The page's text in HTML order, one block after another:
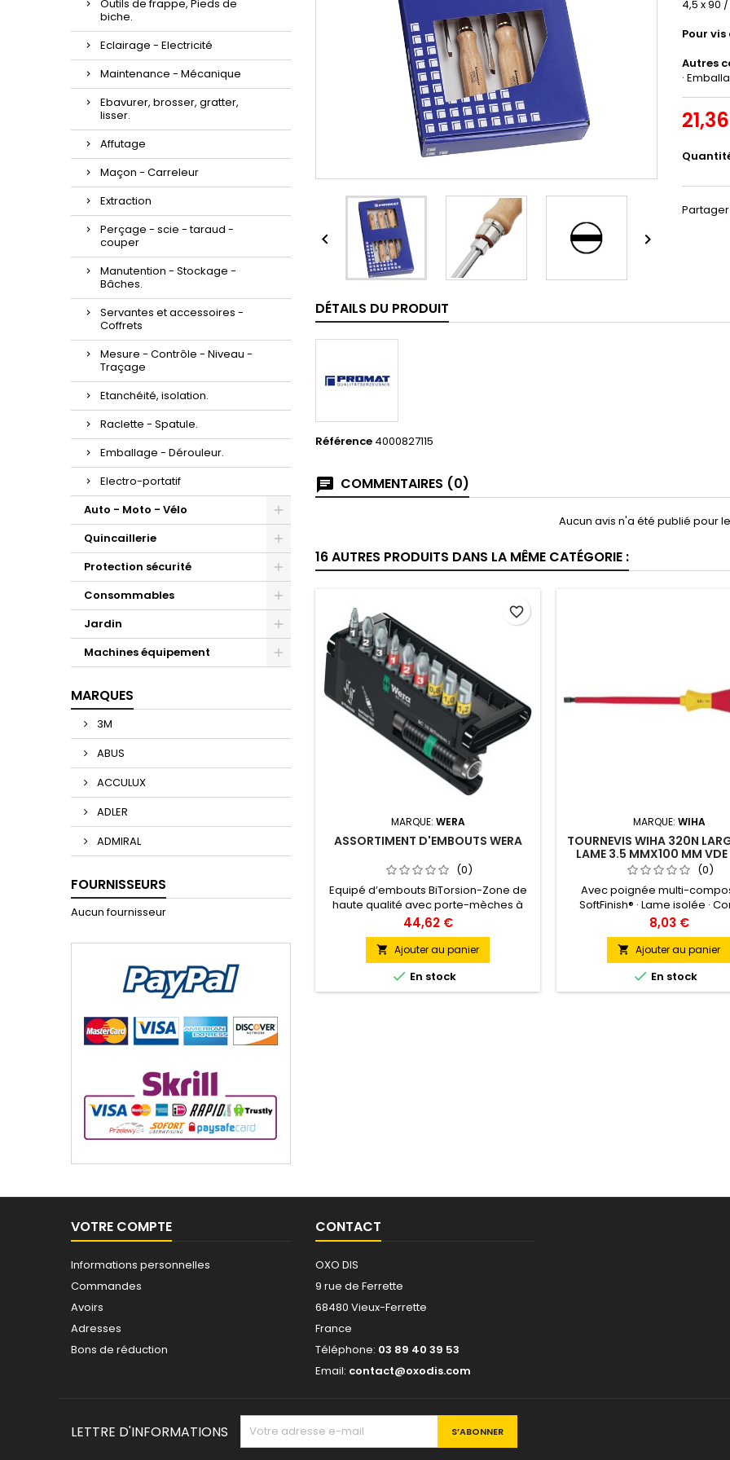
Outils de frappe, Pieds de
biche.
Eclairage - Electricité
Maintenance - Mécanique
Ebavurer, brosser, gratter,
lisser.
Affutage
Maçon - Carreleur
Extraction
Perçage - scie - taraud -
couper
Manutention - Stockage -
Bâches.
Servantes et accessoires -
Coffrets
Mesure - Contrôle - Niveau -
Traçage
Etanchéité, isolation.
Raclette - Spatule.
Emballage - Dérouleur.
Electro-portatif
Auto - Moto - Vélo
Quincaillerie
Protection sécurité
Consommables
Jardin
Machines équipement
MARQUES
3M
ABUS
ACCULUX
ADLER
ADMIRAL
FOURNISSEURS
Aucun fournisseur
 
4,5 x 90 /
Pour
Autres
·
Partager
DÉTAILS DU PRODUIT
Référence 4000827115
COMMENTAIRES (0)
Aucun avis n'a été publié pour
16 AUTRES PRODUITS DANS LA MÊME CATÉGORIE :
MARQUE: WERA
ASSORTIMENT D'EMBOUTS WERA
(0)
Equipé d’embouts BiTorsion-Zone de
haute qualité avec porte-mèches à
serrage rapide et aimant permanent
(technologie Rapidaptor) · pour
utilisation manuelle ou mécanique
(visseuses sans fil conventionnelles) ·
Take it easy Tool Finder System
Contenu 10 pièces : 1 porte-embout
Prix
44,62 €
 Ajouter au panier
 En stock
favorite_border
MARQUE: WIHA
TOURNEVIS WIHA 320N
LAME 3.5 MMX100 MM VDE
WIHA
(0)
Avec poignée multi-
SoftFinish® · Lame isolée ·
unitaire selon CEI 60900 · Lame
chrome-vanadium-molybdène
bruniePour vis à
caractéristiques
Désignation: Isolation VDE
Prix
8,03 €
 Ajouter au panier
 En stock
VOTRE COMPTE
Informations personnelles
Commandes
Avoirs
Adresses
Bons de réduction
CONTACT
OXO DIS
9 rue de Ferrette
68480 Vieux-Ferrette
France
Téléphone: 03 89 40 39 53
Email: contact@oxodis.com
LETTRE D'INFORMATIONS